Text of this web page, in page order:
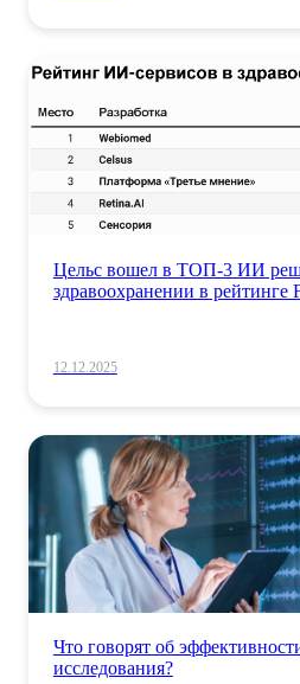
Цельс вошел в ТОП-3 ИИ
здравоохранении в рейтинге
12.12.2025
Что говорят об
исследования?